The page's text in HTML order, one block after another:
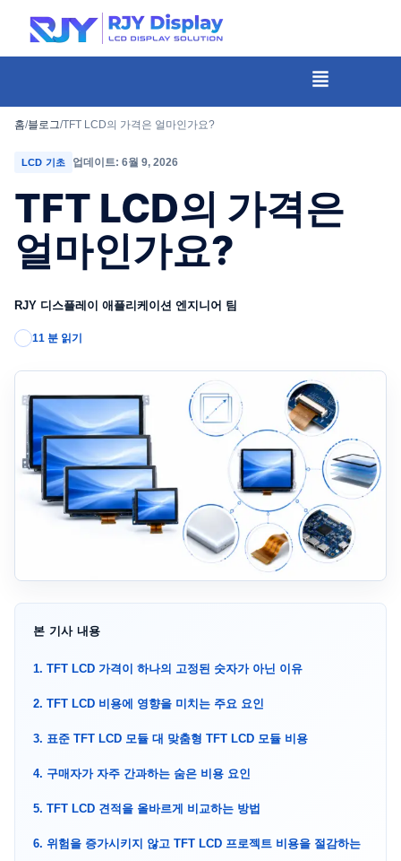
메
뉴
홈/블로그/TFT LCD의 가격은 얼마인가요?
LCD 기초 업데이트: 6월 9, 2026
TFT LCD의 가격은
얼마인가요?
RJY 디스플레이 애플리케이션 엔지니어 팀
11 분 읽기
본 기사 내용
1. TFT LCD 가격이 하나의 고정된 숫자가 아닌 이유
2. TFT LCD 비용에 영향을 미치는 주요 요인
3. 표준 TFT LCD 모듈 대 맞춤형 TFT LCD 모듈 비용
4. 구매자가 자주 간과하는 숨은 비용 요인
5. TFT LCD 견적을 올바르게 비교하는 방법
6. 위험을 증가시키지 않고 TFT LCD 프로젝트 비용을 절감하는